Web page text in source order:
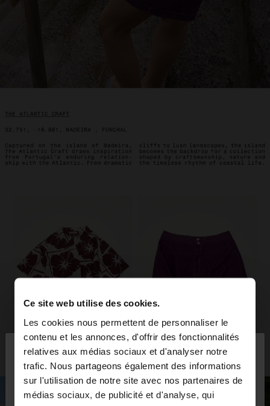
Ce site web utilise des cookies.
Les cookies nous permettent de personnaliser le
contenu et les annonces, d'offrir des fonctionnalités
relatives aux médias sociaux et d'analyser notre
trafic. Nous partageons également des informations
sur l'utilisation de notre site avec nos partenaires de
médias sociaux, de publicité et d'analyse, qui
bonjour ×
Vous accédez au site depuis France. Voulez-vous
parcourir notre site au United States?